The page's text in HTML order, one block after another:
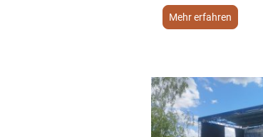
Mehr erfahren